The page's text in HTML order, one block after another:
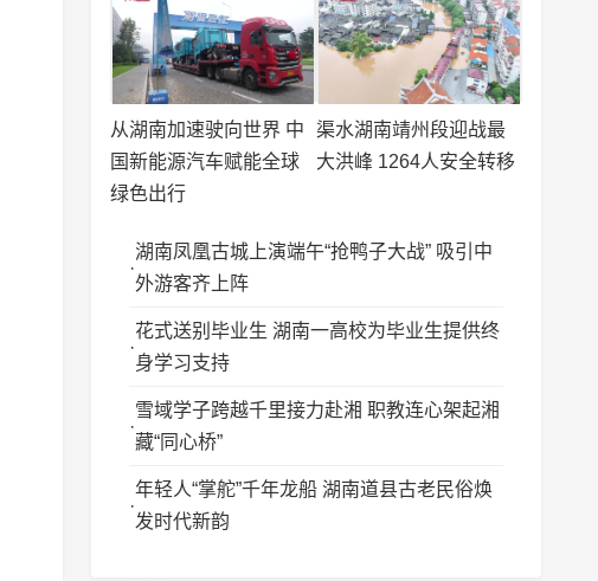
从湖南加速驶向世界 中
国新能源汽车赋能全球
绿色出行
渠水湖南靖州段迎战最
大洪峰 1264人安全转移
湖南凤凰古城上演端午“抢鸭子大战” 吸引中
外游客齐上阵
花式送别毕业生 湖南一高校为毕业生提供终
身学习支持
雪域学子跨越千里接力赴湘 职教连心架起湘
藏“同心桥”
年轻人“掌舵”千年龙船 湖南道县古老民俗焕
发时代新韵